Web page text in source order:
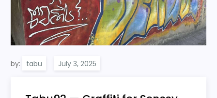
by: tabu